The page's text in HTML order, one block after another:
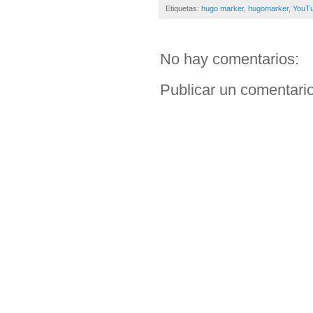
Etiquetas: hugo marker, hugomarker,
No hay comentarios:
Publicar un